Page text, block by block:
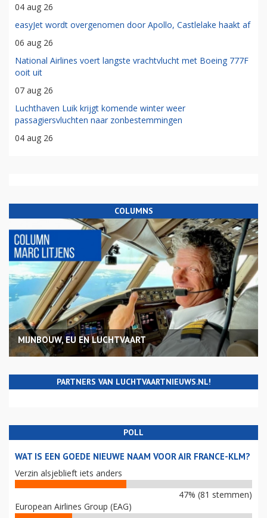
04 aug 26
easyJet wordt overgenomen door Apollo, Castlelake haakt af
06 aug 26
National Airlines voert langste vrachtvlucht met Boeing 777F
ooit uit
07 aug 26
Luchthaven Luik krijgt komende winter weer
passagiersvluchten naar zonbestemmingen
04 aug 26
COLUMNS
MIJNBOUW, EU EN LUCHTVAART
PARTNERS VAN LUCHTVAARTNIEUWS.NL!
POLL
WAT IS EEN GOEDE NIEUWE NAAM VOOR AIR FRANCE-KLM?
Verzin alsjeblieft iets anders
47% (81 stemmen)
European Airlines Group (EAG)